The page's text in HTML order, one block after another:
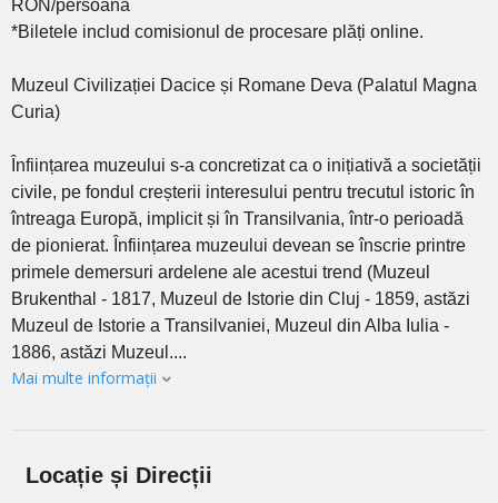
RON/persoană
*Biletele includ comisionul de procesare plăți online.
Muzeul Civilizației Dacice și Romane Deva (Palatul Magna
Curia)
Înființarea muzeului s-a concretizat ca o inițiativă a societății
civile, pe fondul creșterii interesului pentru trecutul istoric în
întreaga Europă, implicit și în Transilvania, într-o perioadă
de pionierat. Înființarea muzeului devean se înscrie printre
primele demersuri ardelene ale acestui trend (Muzeul
Brukenthal - 1817, Muzeul de Istorie din Cluj - 1859, astăzi
Muzeul de Istorie a Transilvaniei, Muzeul din Alba Iulia -
1886, astăzi Muzeul....
Mai multe informații
Locație și Direcții